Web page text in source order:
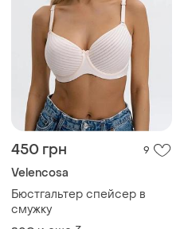
450 грн 9
Velencosa
Бюстгальтер спейсер в
смужку